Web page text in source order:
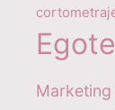
Marketing